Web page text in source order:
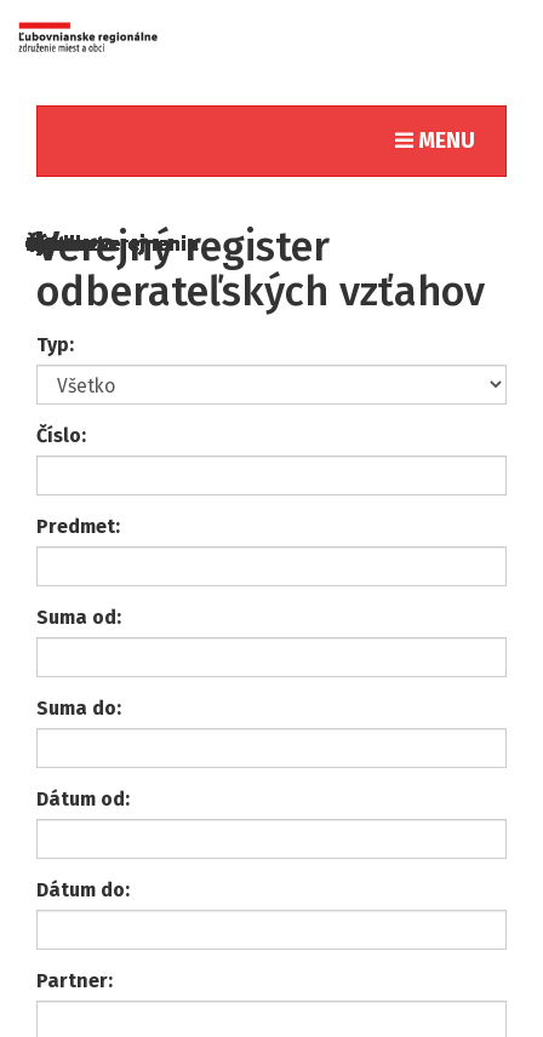
Toggle
MENU
Verejný register
odberateľských vzťahov
Typ:
Číslo:
Predmet:
Suma od:
Suma do:
Dátum od:
Dátum do:
Partner: